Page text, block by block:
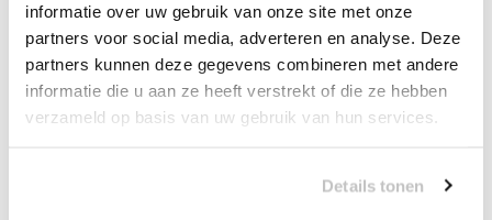
informatie over uw gebruik van onze site met onze
partners voor social media, adverteren en analyse. Deze
partners kunnen deze gegevens combineren met andere
informatie die u aan ze heeft verstrekt of die ze hebben
verzameld op basis van uw gebruik van hun services.
Details tonen
Vink producten om toe te voegen
Heb je een vraag over dit product?